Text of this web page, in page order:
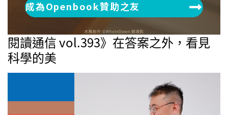
成為Openbook贊助之友
閱讀通信 vol.393》在答案之外，看見
科學的美